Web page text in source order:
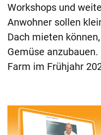
Workshops und
Anwohner sollen
Dach mieten
Gemüse
Farm im Frühjahr